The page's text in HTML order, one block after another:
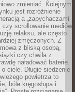
zmieniać. Kolejnym
jest rozróżnienie
a „zapychaczami
czy scrollowanie mediów
relaksu, ale często
zmęczonych. Z
z bliską osobą,
czy chwila z
naładować baterie.
ciele. Długie siedzenie
powietrza to
bóle kręgosłupa i